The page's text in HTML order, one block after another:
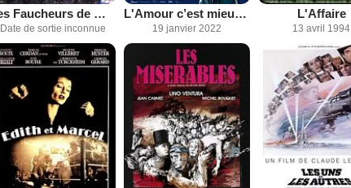
Les Faucheurs de marguerites
Date de sortie inconnue
L'Amour c’est mieux que la vie
19 janvier 2022
L'Affaire
13 avril 1994